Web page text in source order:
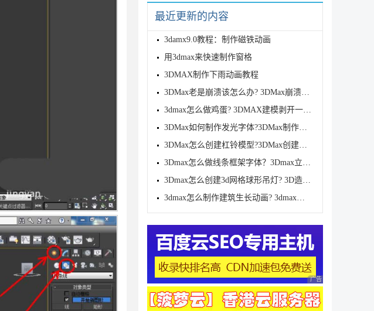
最近更新的内容
3damx9.0教程：制作磁铁动画
用3dmax来快速制作窗格
3DMAX制作下雨动画教程
3DMax老是崩溃该怎么办? 3DMax崩溃常见的5种处理方案
3dmax怎么做鸡蛋? 3DMAX建模剥开一半鸡蛋模型的技巧
3DMax如何制作发光字体?3DMax制作发光字体技巧
3DMax怎么创建杠铃模型?3DMax创建杠铃模型的技巧
3Dmax怎么做线条框架字体？3Dmax立体字线条化的技巧
3Dmax怎么创建3d网格球形吊灯? 3D造型球灯模型的设计
3dmax怎么制作建筑生长动画? 3dmax建筑生长动画制作过
广告 商业广告，理性